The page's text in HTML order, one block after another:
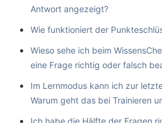
Antwort angezeigt?
Wie funktioniert der
Wieso sehe ich beim
eine Frage richtig oder falsch
Im Lernmodus kann ich zur
Warum geht das bei Trainieren
Ich habe die Hälfte der Fragen